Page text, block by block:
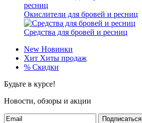
Окислители для бровей и ресниц
Средства для бровей и ресниц
New Новинки
Хит Хиты продаж
% Скидки
Будьте в курсе!
Новости, обзоры и акции
Подписаться